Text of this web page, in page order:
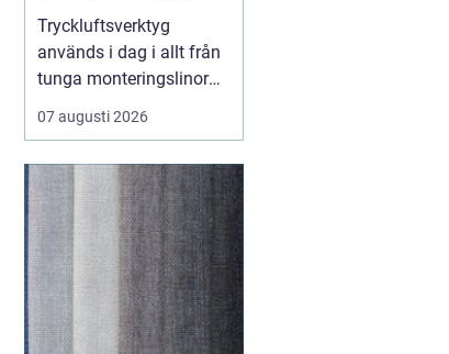
Tryckluftsverktyg
används i dag i allt från
tunga monteringslinor
inom fordonsindustrin
till serviceverkstäder och
Kraven på produktivitet,
ergonomi och säkerhet
ökar hela tiden,
samtidigt som
stilleståndstider måste
hållas nere. I...
07 augusti 2026